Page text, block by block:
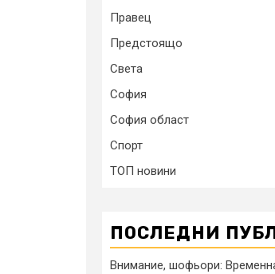
Правец
Предстоящо
Света
София
София област
Спорт
ТОП новини
ПОСЛЕДНИ
Внимание, шофьори: